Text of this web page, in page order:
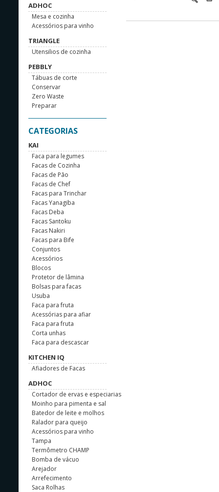
ADHOC
Mesa e cozinha
Acessórios para vinho
TRIANGLE
Utensilios de cozinha
PEBBLY
Tábuas de corte
Conservar
Zero Waste
Preparar
CATEGORIAS
KAI
Faca para legumes
Facas de Cozinha
Facas de Pão
Facas de Chef
Facas para Trinchar
Facas Yanagiba
Facas Deba
Facas Santoku
Facas Nakiri
Facas para Bife
Conjuntos
Acessórios
Blocos
Protetor de lâmina
Bolsas para facas
Usuba
Faca para fruta
Acessórias para afiar
Faca para fruta
Corta unhas
Faca para descascar
KITCHEN IQ
Afiadores de Facas
ADHOC
Cortador de ervas e especiarias
Moinho para pimenta e sal
Batedor de leite e molhos
Ralador para queijo
Acessórios para vinho
Tampa
Termômetro CHAMP
Bomba de vácuo
Arejador
Arrefecimento
Saca Rolhas